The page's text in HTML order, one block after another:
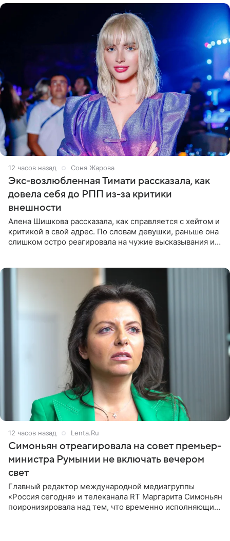
12 часов назад Соня Жарова
Экс-возлюбленная Тимати рассказала, как
довела себя до РПП из-за критики
внешности
Алена Шишкова рассказала, как справляется с хейтом и
критикой в свой адрес. По словам девушки, раньше она
слишком остро реагировала на чужие высказывания и
12 часов назад Lenta.Ru
Симоньян отреагировала на совет премьер-
министра Румынии не включать вечером
свет
Главный редактор международной медиагруппы
«Россия сегодня» и телеканала RT Маргарита Симоньян
поиронизировала над тем, что временно исполняющий